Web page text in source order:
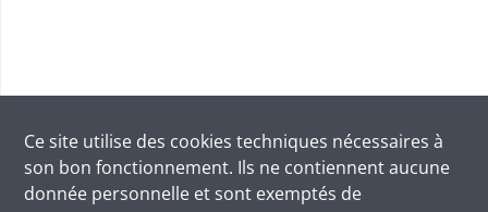
Ce site utilise des cookies techniques nécessaires à
son bon fonctionnement. Ils ne contiennent aucune
donnée personnelle et sont exemptés de